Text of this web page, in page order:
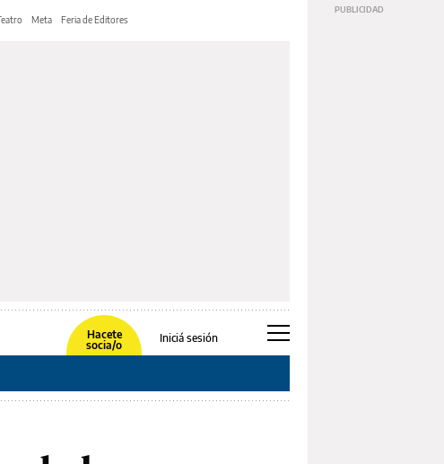
Meta Feria de Editores
Hacete
socia/o
Iniciá sesión